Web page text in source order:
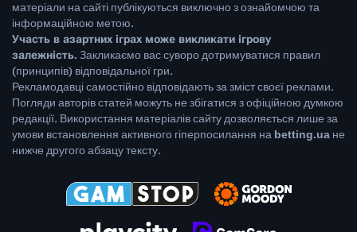
матеріали на сайті публікуються виключно з ознайомчою та
інформаційною метою.
Участь в азартних іграх може викликати ігрову
залежність. Закликаємо вас суворо дотримуватися правил
(принципів) відповідальної гри.
Рекламодавці самостійно відповідають за зміст своєї реклами.
Погляди авторів статей можуть не збігатися з офіційною думкою
редакції. Використання матеріалів сайту дозволяється лише за
умови встановлення активного гіперпосилання на betting.ua не
нижче другого абзацу тексту.